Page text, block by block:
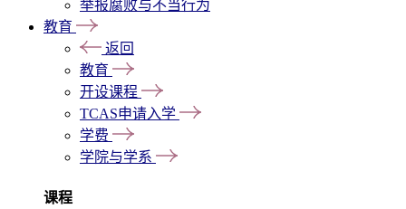
举报腐败与不当行为
教育
返回
教育
开设课程
TCAS申请入学
学费
学院与学系
课程